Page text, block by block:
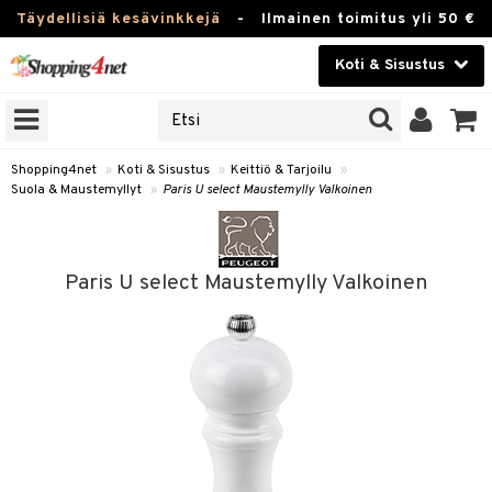
Täydellisiä kesävinkkejä - Ilmainen toimitus yli 50 €
Koti & Sisustus
Kauneudenhoito
Piilolinssit
Fitness
Shopping4net » Koti & Sisustus » Keittiö & Tarjoilu
»
Suola & Maustemyllyt » Paris U select Maustemylly Valkoinen
Paris U select Maustemylly Valkoinen
Karahvit